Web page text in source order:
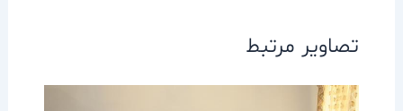
تصاویر مرتبط